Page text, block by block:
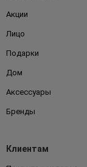
Акции
Лицо
Подарки
Дом
Аксессуары
Бренды
Клиентам